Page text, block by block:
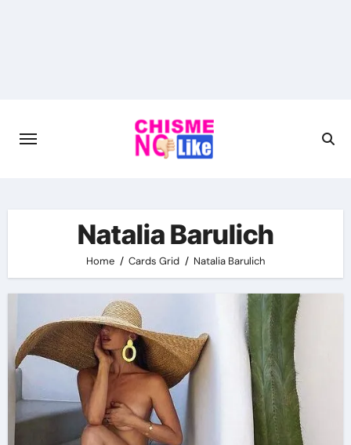
Natalia Barulich
Home Cards Grid Natalia Barulich